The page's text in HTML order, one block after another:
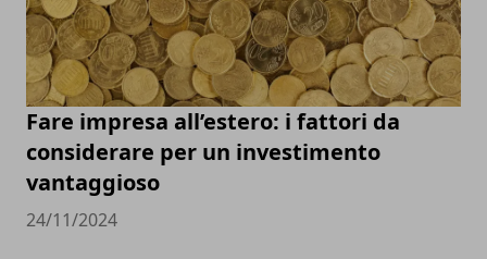
Fare impresa all’estero: i fattori da
considerare per un investimento
vantaggioso
24/11/2024